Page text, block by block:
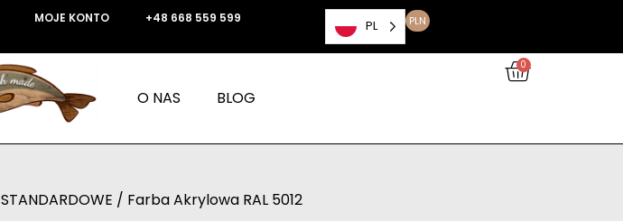
MOJE KONTO +48 668 559 599 PL PLN
O NAS BLOG
0
STANDARDOWE / Farba Akrylowa RAL 5012